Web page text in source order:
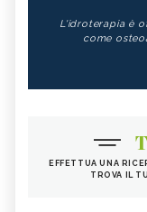
L'idroterapia è
come
EFFETTUA UNA
TROVA IL